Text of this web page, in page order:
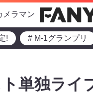
メラマン
! # M-1グランプリ
単独ライ